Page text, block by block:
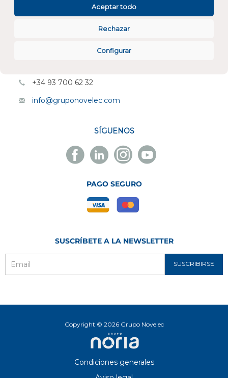
Configurar
Rechazar
Aceptar todo
ATENCIÓN AL CLIENTE
+34 93 700 62 32
info@gruponovelec.com
SÍGUENOS
Facebook
Novelec
Linkedin
Novelec
Instagram
Novelec
Youtube
Novelec
PAGO SEGURO
SUSCRÍBETE A LA NEWSLETTER
SUSCRIBIRSE
Copyright © 2026 Grupo Novelec
Condiciones generales